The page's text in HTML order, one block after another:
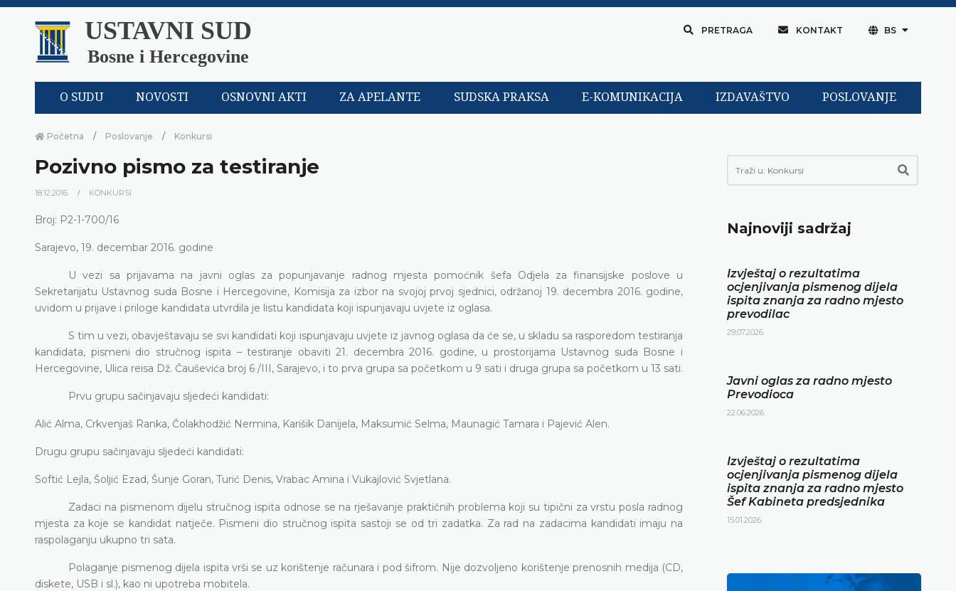
USTAVNI SUD
Bosne i Hercegovine
PRETRAGA KONTAKT BS
O SUDU NOVOSTI OSNOVNI AKTI ZA APELANTE SUDSKA PRAKSA E-KOMUNIKACIJA IZDAVAŠTVO POSLOVANJE
Početna Poslovanje Konkursi
Pozivno pismo za testiranje
18.12.2016. KONKURSI
Broj: P2-1-700/16
Sarajevo, 19. decembar 2016. godine
U vezi sa prijavama na javni oglas za popunjavanje radnog mjesta pomoćnik šefa Odjela za finansijske poslove u
Sekretarijatu Ustavnog suda Bosne i Hercegovine, Komisija za izbor na svojoj prvoj sjednici, održanoj 19. decembra 2016. godine,
uvidom u prijave i priloge kandidata utvrdila je listu kandidata koji ispunjavaju uvjete iz oglasa.
S tim u vezi, obavještavaju se svi kandidati koji ispunjavaju uvjete iz javnog oglasa da će se, u skladu sa rasporedom testiranja
kandidata, pismeni dio stručnog ispita – testiranje obaviti 21. decembra 2016. godine, u prostorijama Ustavnog suda Bosne i
Hercegovine, Ulica reisa Dž. Čauševića broj 6 /III, Sarajevo, i to prva grupa sa početkom u 9 sati i druga grupa sa početkom u 13 sati.
Prvu grupu sačinjavaju sljedeći kandidati:
Alić Alma, Crkvenjaš Ranka, Čolakhodžić Nermina, Karišik Danijela, Maksumić Selma, Maunagić Tamara i Pajević Alen.
Drugu grupu sačinjavaju sljedeći kandidati:
Softić Lejla, Šoljić Ezad, Šunje Goran, Turić Denis, Vrabac Amina i Vukajlović Svjetlana.
Zadaci na pismenom dijelu stručnog ispita odnose se na rješavanje praktičnih problema koji su tipični za vrstu posla radnog
mjesta za koje se kandidat natječe. Pismeni dio stručnog ispita sastoji se od tri zadatka. Za rad na zadacima kandidati imaju na
raspolaganju ukupno tri sata.
Polaganje pismenog dijela ispita vrši se uz korištenje računara i pod šifrom. Nije dozvoljeno korištenje prenosnih medija (CD,
diskete, USB i sl.), kao ni upotreba mobitela.
Najnoviji sadržaj
Izvještaj o rezultatima
ocjenjivanja pismenog dijela
ispita znanja za radno mjesto
prevodilac
29.07.2026.
Javni oglas za radno mjesto
Prevodioca
22.06.2026.
Izvještaj o rezultatima
ocjenjivanja pismenog dijela
ispita znanja za radno mjesto
Šef Kabineta predsjednika
15.01.2026.